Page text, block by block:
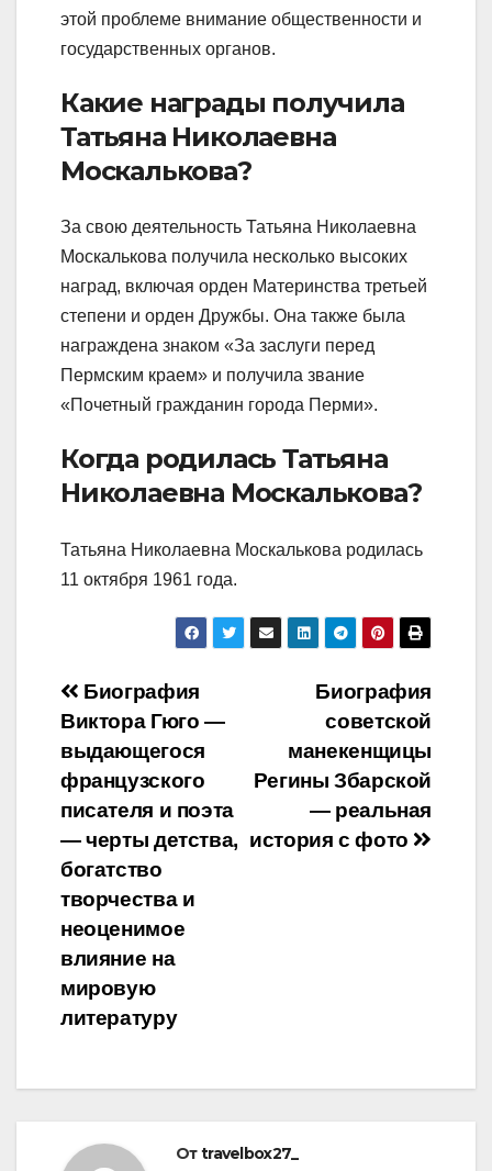
этой проблеме внимание общественности и
государственных органов.
Какие награды получила
Татьяна Николаевна
Москалькова?
За свою деятельность Татьяна Николаевна
Москалькова получила несколько высоких
наград, включая орден Материнства третьей
степени и орден Дружбы. Она также была
награждена знаком «За заслуги перед
Пермским краем» и получила звание
«Почетный гражданин города Перми».
Когда родилась Татьяна
Николаевна Москалькова?
Татьяна Николаевна Москалькова родилась
11 октября 1961 года.
Навигация
по
записям
Биография
советской
манекенщицы
Регины Збарской
— реальная
история с фото
Биография
Виктора Гюго —
выдающегося
французского
писателя и поэта
— черты детства,
богатство
творчества и
неоценимое
влияние на
мировую
литературу
Отtravelbox27_